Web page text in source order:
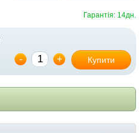
Гарантія: 14дн.
- + Купити